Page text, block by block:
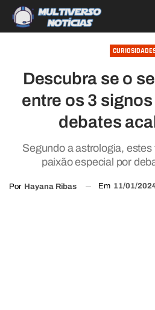
Descubra se o
entre os 3
debates
Segundo a astrologia,
paixão especial por
Por Hayana Ribas Em 11/01/